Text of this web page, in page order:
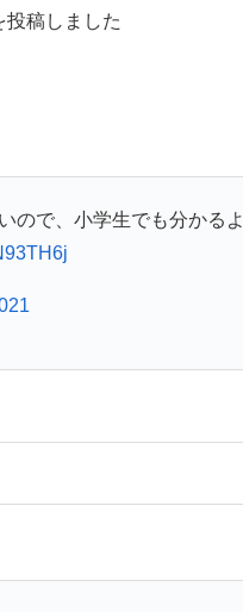
投稿しました
ので、小学生でも分かるよ